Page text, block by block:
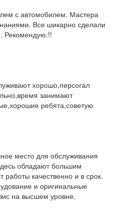
с автомобилем. Мастера
Все шикарно сделали
Рекомендую.!!
хорошо,персогал
занимают
ребята,советую
место для обслуживания
обладают большим
качественно и в срок.
и оригинальные
на высшем уровне.